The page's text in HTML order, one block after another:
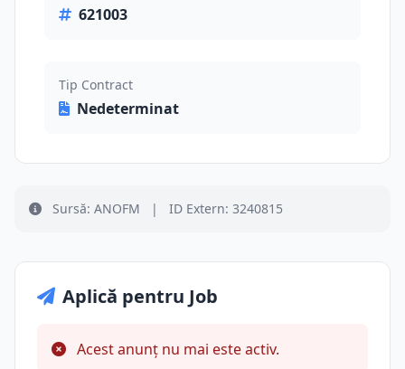
621003
Tip Contract
Nedeterminat
Sursă: ANOFM | ID Extern: 3240815
Aplică pentru Job
Acest anunț nu mai este activ.